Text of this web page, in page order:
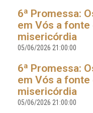
6ª Promessa:
em Vós a fonte
misericórdia
05/06/2026 21:00:00
6ª Promessa:
em Vós a fonte
misericórdia
05/06/2026 21:00:00